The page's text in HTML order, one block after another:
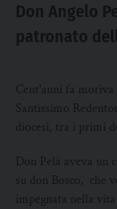
Don Angelo
patronato
Cent'anni fa
Santissimo
diocesi, tra i primi
Don Pelà aveva un
su don Bosco, che
impegnata nella